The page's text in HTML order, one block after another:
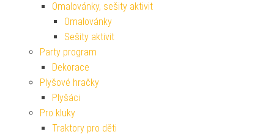
Omalovánky, sešity aktivit
Omalovánky
Sešity aktivit
Party program
Dekorace
Plyšové hračky
Plyšáci
Pro kluky
Traktory pro děti